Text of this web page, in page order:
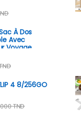
À Dos
Avec
Voyage
4 8/256GO
TND